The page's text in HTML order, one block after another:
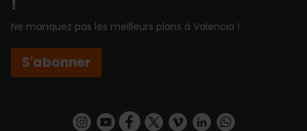
Ne manquez pas les meilleurs plans à Valencia !
S'abonner
https://www.instagram.com/visit_valencia/
https://www.youtube.com/user/
https://www.facebook.com/
https://twitter.com/
https://vimeo.com/
https://www.linkedin.com/company/turismo-valencia/https://api.whatsapp.com/send/